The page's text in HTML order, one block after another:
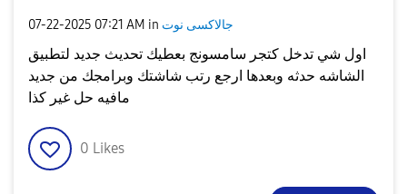
‎07-22-2025 07:21 AM in جالاكسى نوت
اول شي تدخل كتجر سامسونج بعطيك تحديث جديد لتطبيق
الشاشه حدثه وبعدها ارجع رتب شاشتك وبرامجك من جديد
مافيه حل غير كذا
0 Likes